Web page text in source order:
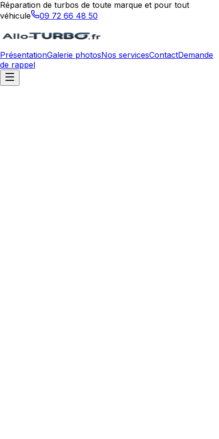
Réparation de turbos de toute marque et pour tout
véhicule
09 72 66 48 50
PrésentationGalerie photosNos servicesContactDemande
de rappel